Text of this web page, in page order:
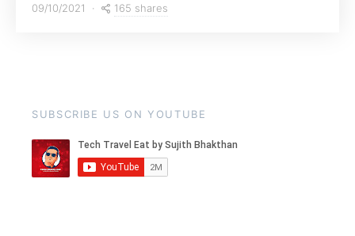
09/10/2021 165 shares
SUBSCRIBE US ON YOUTUBE